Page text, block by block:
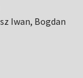
Iwan, Bogdan